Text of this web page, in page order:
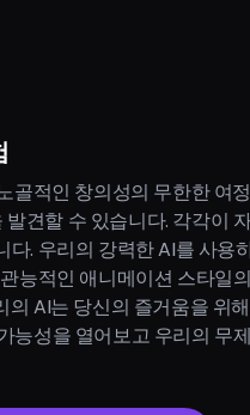
골적인 창의성의 무한한 여
견할 수 있습니다. 각각이
. 우리의 강력한 AI를 사용
능적인 애니메이션 스타일
의 AI는 당신의 즐거움을 위
능성을 열어보고 우리의 무